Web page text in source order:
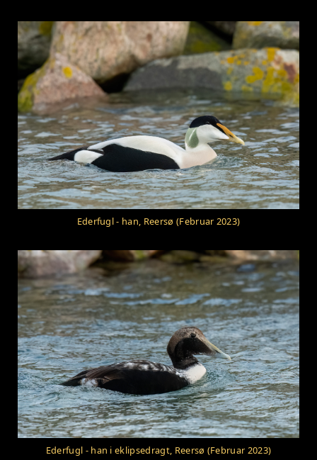
Ederfugl - han, Reersø (Februar 2023)
Ederfugl - han i eklipsedragt, Reersø (Februar 2023)